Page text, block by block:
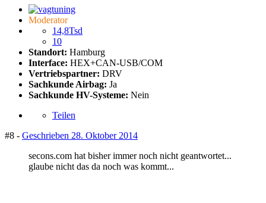
Moderator
14,8Tsd
10
Standort: Hamburg
Interface: HEX+CAN-USB/COM
Vertriebspartner: DRV
Sachkunde Airbag: Ja
Sachkunde HV-Systeme: Nein
Teilen
#8 - Geschrieben 28. Oktober 2014
secons.com hat bisher immer noch nicht geantwortet...
glaube nicht das da noch was kommt...